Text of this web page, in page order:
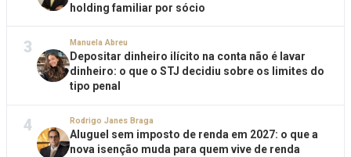
holding familiar por sócio
3 Manuela Abreu
Depositar dinheiro ilícito na conta não é lavar
dinheiro: o que o STJ decidiu sobre os limites do
tipo penal
4 Rodrigo Janes Braga
Aluguel sem imposto de renda em 2027: o que a
nova isenção muda para quem vive de renda